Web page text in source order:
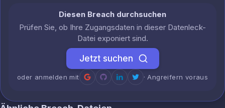
Diesen Breach durchsuchen
Prüfen Sie, ob Ihre Zugangsdaten in dieser Datenleck-
Datei exponiert sind.
Jetzt suchen
oder anmelden mit · Angreifern voraus